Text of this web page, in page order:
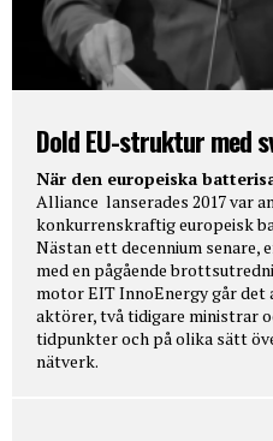
Dold EU-struktur med
När den europeiska
Alliance lanserades 2017 var
konkurrenskraftig europeisk
Nästan ett decennium
med en pågående
motor EIT InnoEnergy går
aktörer, två tidigare ministrar
tidpunkter och på olika sätt
nätverk.